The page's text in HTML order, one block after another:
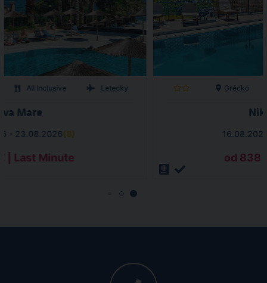
All Inclusive Letecky
Mare
- 23.08.2026(8)
| Last Minute
Grécko
od 838